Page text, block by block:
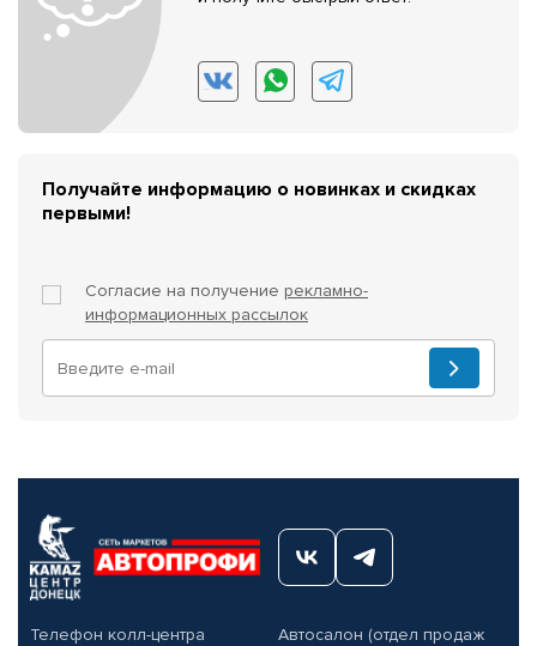
Получайте информацию о новинках и скидках
первыми!
Согласие на получение рекламно-
информационных рассылок
Телефон колл-центра
Автосалон (отдел продаж